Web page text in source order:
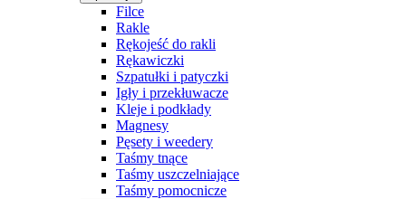
Filce
Rakle
Rękojeść do rakli
Rękawiczki
Szpatułki i patyczki
Igły i przekłuwacze
Kleje i podkłady
Magnesy
Pęsety i weedery
Taśmy tnące
Taśmy uszczelniające
Taśmy pomocnicze